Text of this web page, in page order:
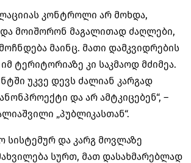
კონტროლი არ მოხდა,
მოიშორონ მაგალითად ძაღლები,
მაინც. მათი დამკვიდრების
ტერიტორიაზე კი საკმაოდ მძიმეა.
უკვე დევს ძალიან კარგად
და არ ამტკიცებენ“, –
„პუბლიკასთან“.
და კარგ მოვლაზე
სურთ, მათ დასახმარებლად